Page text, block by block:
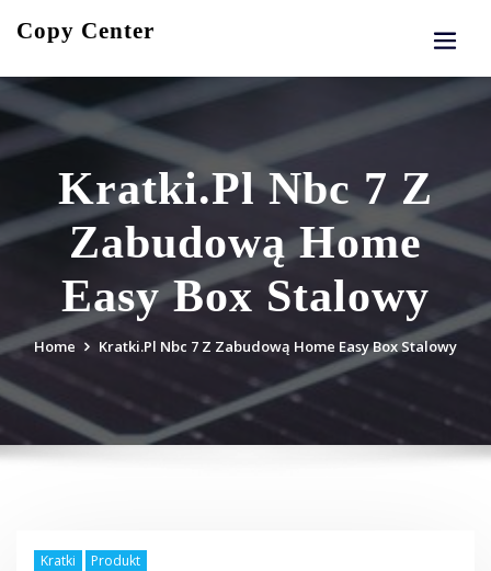
Copy Center
Kratki.Pl Nbc 7 Z
Zabudową Home
Easy Box Stalowy
Home Kratki.Pl Nbc 7 Z Zabudową Home Easy Box Stalowy
Kratki Produkt